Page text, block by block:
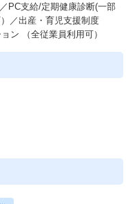
PC支給/定期健康診断(一部
／出産・育児支援制度
ン （全従業員利用可）